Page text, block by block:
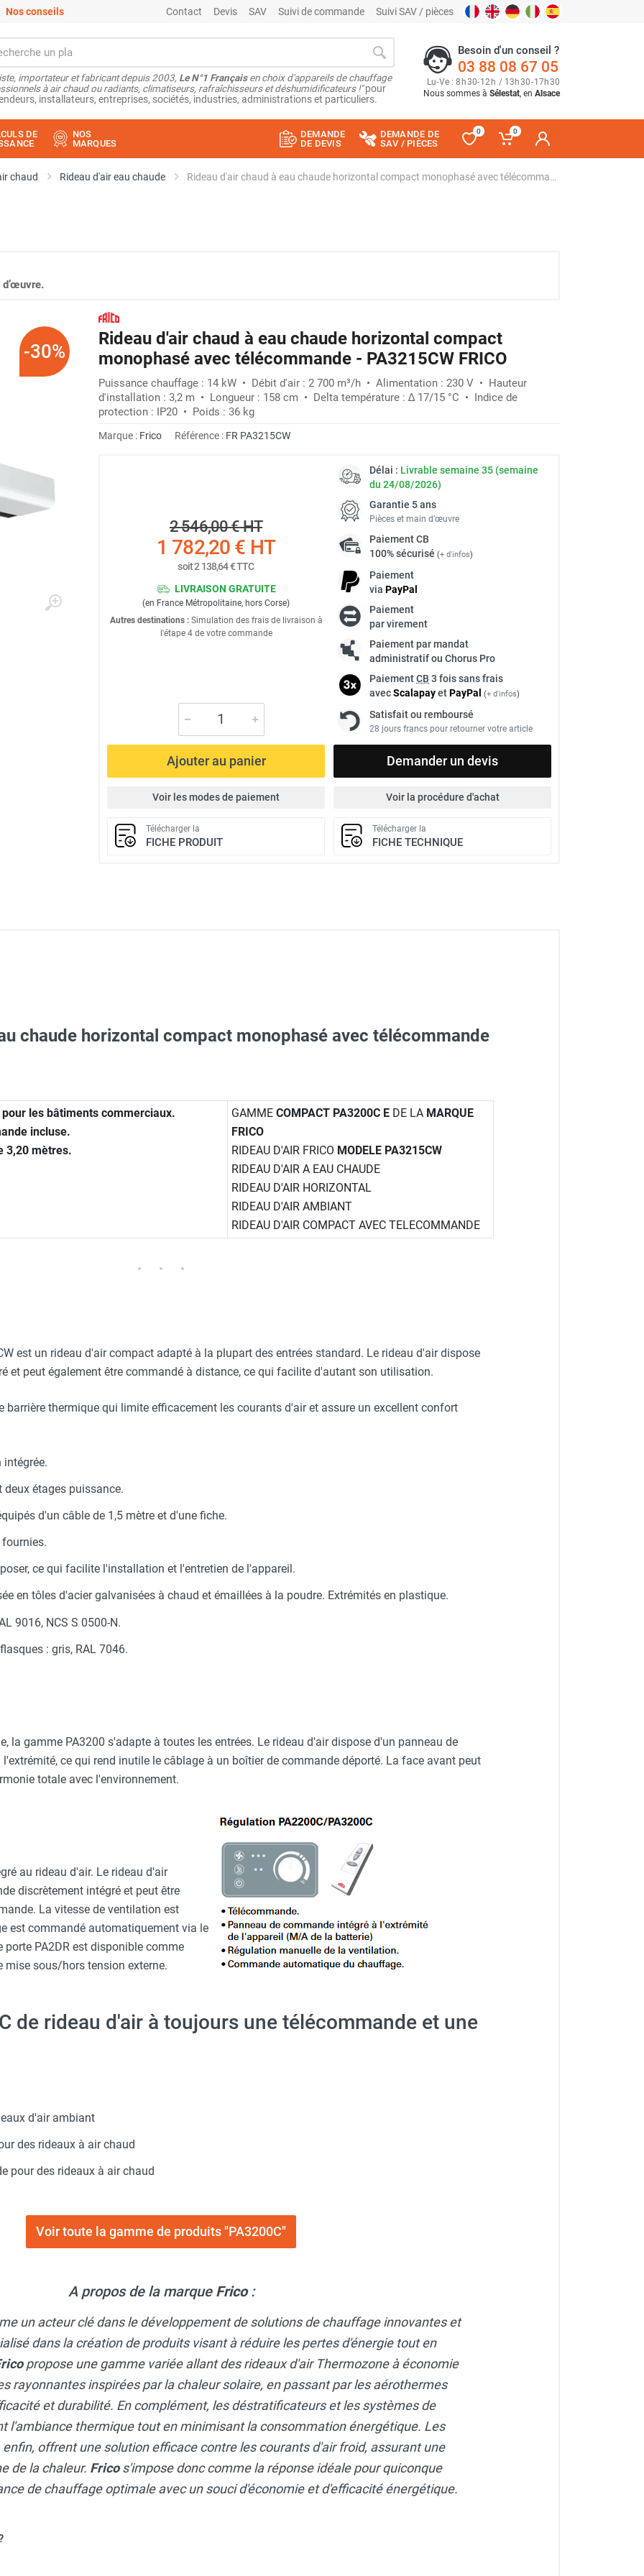
Nos conseils Contact Devis SAV Suivi de commande Suivi SAV / pièces
importateur et fabricant depuis 2003, Le N°1 Françaisen choix d'appareils de chauffage
à air chaud ou radiants, climatiseurs, rafraîchisseurs et déshumidificateurs !"pour
installateurs, entreprises, sociétés, industries, administrations et particuliers.
Besoin d'un conseil ?
03 88 08 67 05
Lu-Ve : 8h30-12h / 13h30-17h30
Nous sommes à Sélestat, en Alsace
DE
NOS
MARQUES
DEMANDE
DE DEVIS
DEMANDE DE
SAV / PIÈCES
0 0
chaud Rideau d'air eau chaude Rideau d'air chaud à eau chaude horizontal compact monophasé avec télécommande - PA3215CW FRICO
-30%
Rideau d'air chaud à eau chaude horizontal compact
monophasé avec télécommande - PA3215CW FRICO
Puissance chauffage : 14 kW • Débit d'air : 2 700 m³/h • Alimentation : 230 V • Hauteur
d'installation : 3,2 m • Longueur : 158 cm • Delta température : ∆ 17/15 °C • Indice de
protection : IP20 • Poids : 36 kg
Marque : Frico Référence : FR PA3215CW
2 546,00 €HT
1 782,20 € HT
soit2 138,64 €TTC
LIVRAISON GRATUITE
(en France Métropolitaine, hors Corse)
Autres destinations :Simulation des frais de livraison à
l'étape 4 de votre commande
Délai : Livrable semaine 35 (semaine
du 24/08/2026)
Garantie 5 ans
Pièces et main d’œuvre
PaiementCB
100% sécurisé (+ d'infos)
Paiement
via PayPal
Paiement
par virement
Paiement par mandat
administratif ou Chorus Pro
PaiementCB 3 fois sans frais
avecScalapayetPayPal (+ d'infos)
Satisfait ou remboursé
28 jours francs pour retourner votre article
Ajouter au panier Demander un devis
Voir les modes de paiement Voir la procédure d'achat
Télécharger la
FICHE PRODUIT
Télécharger la
FICHE TECHNIQUE
- PA34WS15 - FRICO
GCSi-32 - Gamme teritaire et industrielle - GWTECH
M - HUSQVARNA
protège-menton Smartguard PE 10H - HUSQVARNA
XL - HUSQVARNA
chaude horizontal compact monophasé avec télécommande
les bâtiments commerciaux.
incluse.
3,20 mètres.
GAMME COMPACT PA3200C E DE LA MARQUE
FRICO
RIDEAU D'AIR FRICO MODELE PA3215CW
RIDEAU D'AIR A EAU CHAUDE
RIDEAU D'AIR HORIZONTAL
RIDEAU D'AIR AMBIANT
RIDEAU D'AIR COMPACT AVEC TELECOMMANDE
est un rideau d'air compact adapté à la plupart des entrées standard. Le rideau d'air dispose
et peut également être commandé à distance, ce qui facilite d'autant son utilisation.
barrière thermique qui limite efficacement les courants d'air et assure un excellent confort
étages puissance.
d'un câble de 1,5 mètre et d'une fiche.
ce qui facilite l'installation et l'entretien de l'appareil.
en tôles d'acier galvanisées à chaud et émaillées à la poudre. Extrémités en plastique.
9016, NCS S 0500-N.
: gris, RAL 7046.
la gamme PA3200 s'adapte à toutes les entrées. Le rideau d'air dispose d'un panneau de
ce qui rend inutile le câblage à un boîtier de commande déporté. La face avant peut
totale avec l'environnement.
au rideau d'air. Le rideau d'air
discrètement intégré et peut être
La vitesse de ventilation est
est commandé automatiquement via le
PA2DR est disponible comme
mise sous/hors tension externe.
de rideau d'air à toujours une télécommande et une
d'air ambiant
des rideaux à air chaud
pour des rideaux à air chaud
Voir toute la gamme de produits "PA3200C"
A propos de la marque Frico:
un acteur clé dans le développement de solutions de chauffage innovantes et
dans la création de produits visant à réduire les pertes d'énergie tout en
propose une gamme variée allant des rideaux d'air Thermozone à économie
rayonnantes inspirées par la chaleur solaire, en passant par les aérothermes
et durabilité. En complément, les déstratificateurs et les systèmes de
l'ambiance thermique tout en minimisant la consommation énergétique. Les
enfin, offrent une solution efficace contre les courants d'air froid, assurant une
de la chaleur. Fricos'impose donc comme la réponse idéale pour quiconque
de chauffage optimale avec un souci d'économie et d'efficacité énergétique.